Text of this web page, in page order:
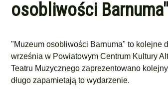
osobliwości
"Muzeum osobliwości Barnuma" to kolejne
września w Powiatowym Centrum Kultury
Teatru Muzycznego zaprezentowano
długo zapamietają to wydarzenie.